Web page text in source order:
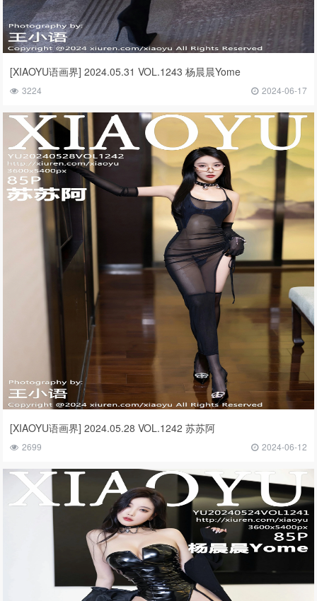
[XIAOYU语画界] 2024.05.31 VOL.1243 杨晨晨Yome
3224 2024-06-17
[XIAOYU语画界] 2024.05.28 VOL.1242 苏苏阿
2699 2024-06-12